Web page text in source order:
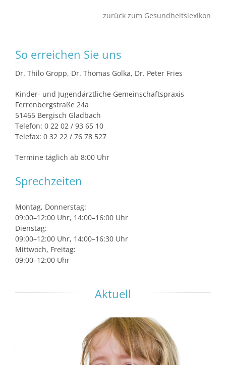
zurück zum Gesundheitslexikon
So erreichen Sie uns
Dr. Thilo Gropp, Dr. Thomas Golka, Dr. Peter Fries
Kinder- und Jugendärztliche Gemeinschaftspraxis
Ferrenbergstraße 24a
51465 Bergisch Gladbach
Telefon: 0 22 02 / 93 65 10
Telefax: 0 32 22 / 76 78 527
Termine täglich ab 8:00 Uhr
Sprechzeiten
Montag, Donnerstag:
09:00–12:00 Uhr, 14:00–16:00 Uhr
Dienstag:
09:00–12:00 Uhr, 14:00–16:30 Uhr
Mittwoch, Freitag:
09:00–12:00 Uhr
Aktuell